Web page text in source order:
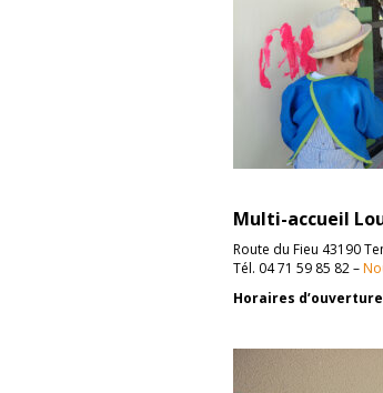
Multi-accueil
Route du Fieu 43190
Tél. 04 71 59 85 82 –
Horaires d’ouverture